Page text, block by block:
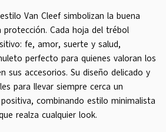
Van Cleef simbolizan la buena
protección. Cada hoja del trébol
fe, amor, suerte y salud,
perfecto para quienes valoran los
sus accesorios. Su diseño delicado y
para llevar siempre cerca un
combinando estilo minimalista
realza cualquier look.